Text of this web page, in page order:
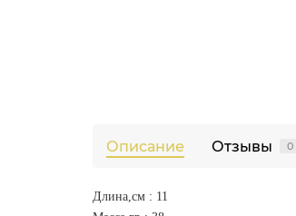
Описание Отзывы 0
Длина,см : 11